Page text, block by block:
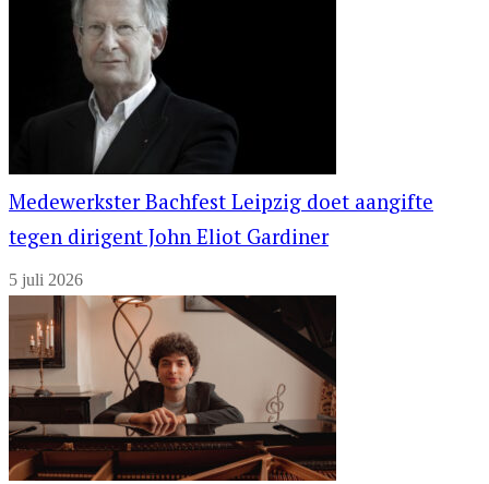
Medewerkster Bachfest Leipzig doet aangifte
tegen dirigent John Eliot Gardiner
5 juli 2026